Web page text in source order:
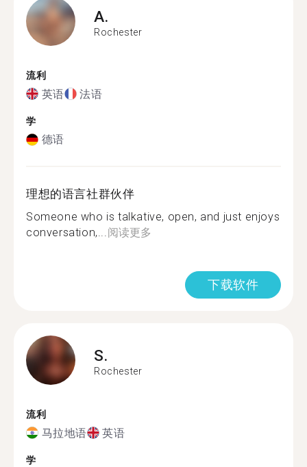
A.
Rochester
流利
英语 法语
学
德语
理想的语言社群伙伴
Someone who is talkative, open, and just enjoys
conversation,...阅读更多
下载软件
S.
Rochester
流利
马拉地语 英语
学